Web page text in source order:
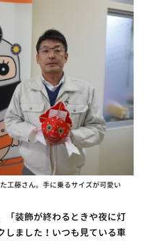
工藤さん。手に乗るサイズが可愛い
「装飾が終わるときや夜に灯
しました！いつも見ている車